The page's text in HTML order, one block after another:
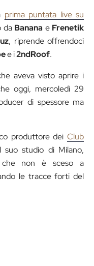
prima puntata live su
da Banana e Frenetik
, riprende offrendoci
e i2ndRoof.
aveva visto aprire i
oggi, mercoledì 29
di spessore ma
produttore dei Club
suo studio di Milano,
che non è sceso a
le tracce forti del